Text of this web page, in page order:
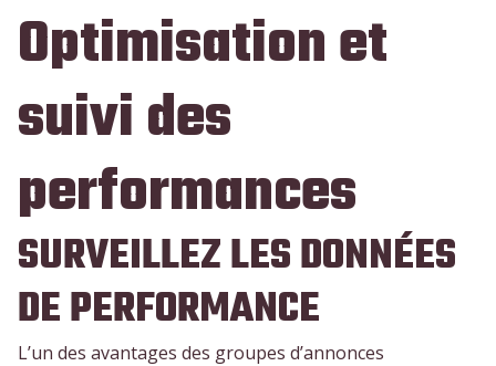
Optimisation et
suivi des
performances
SURVEILLEZ LES DONNÉES
DE PERFORMANCE
L’un des avantages des groupes d’annonces